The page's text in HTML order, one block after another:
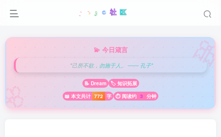
💫 今日箴言
"己所不欲，勿施于人。 —— 孔子"
📝 Dream
🏷️ 知识拓展
📖 本文共计 772 字 ⏱️ 阅读约 3 分钟